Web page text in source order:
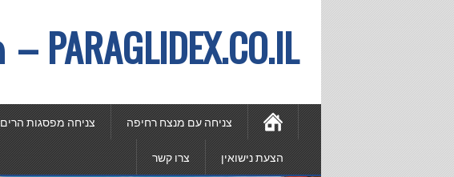
PARAGLIDEX.CO.IL – מצנחי רחיפה
צניחה עם מנצח רחיפה צניחה מפסגות הרים
הצעת נישואין צרו קשר